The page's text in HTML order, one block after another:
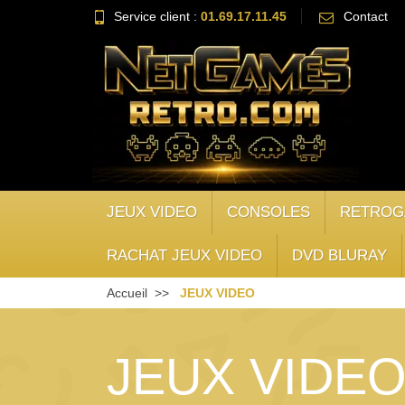
Service client : 01.69.17.11.45 Contact
JEUX VIDEO CONSOLES
RACHAT JEUX VIDEO DVD BLURAY
Accueil JEUX VIDEO
JEUX VIDEO